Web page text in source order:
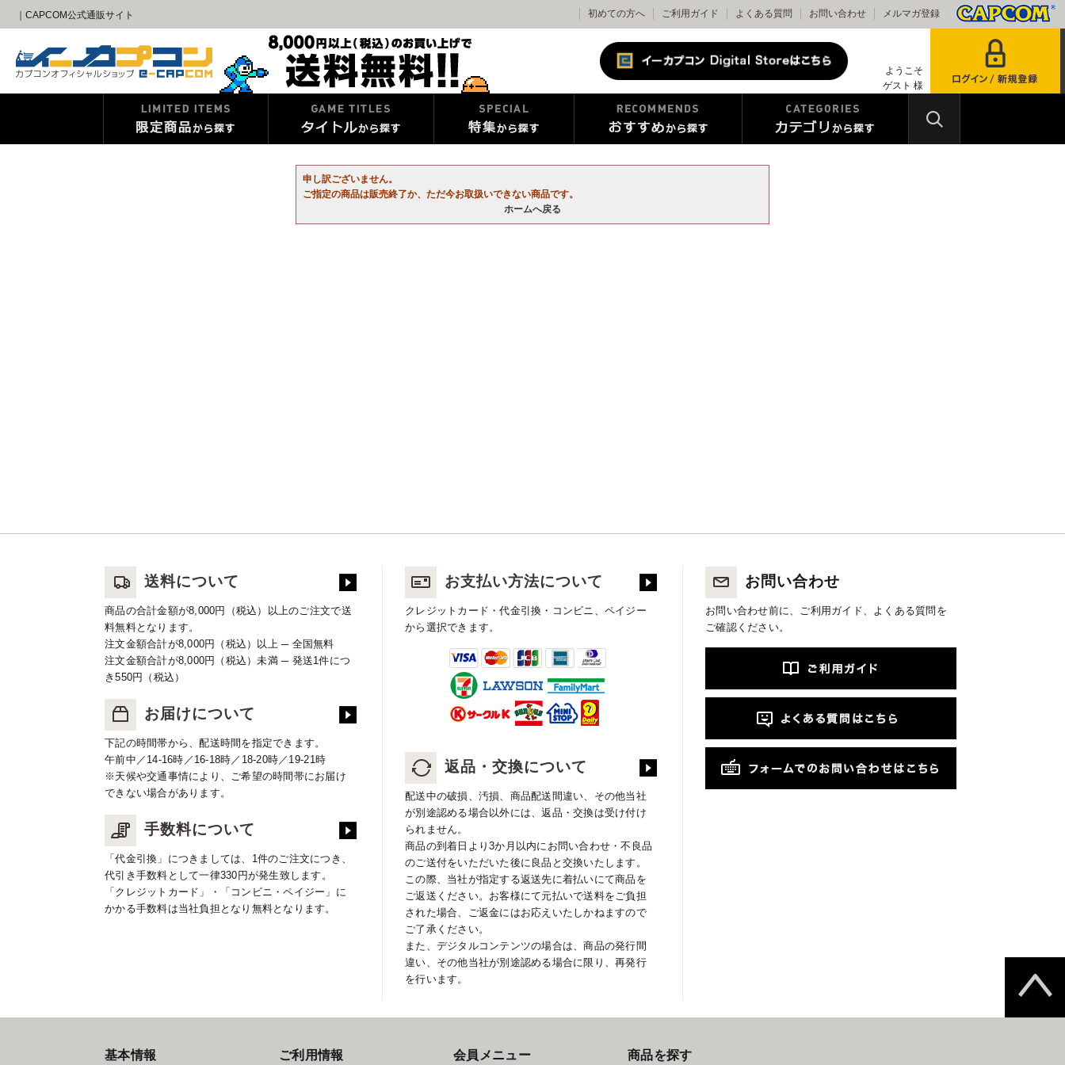
｜CAPCOM公式通販サイト 初めての方へ ご利用ガイド よくある質問 お問い合わせ メルマガ登録
ようこそ
ゲスト 様
申し訳ございません。
ご指定の商品は販売終了か、ただ今お取扱いできない商品です。
ホームへ戻る
送料について
商品の合計金額が8,000円（税込）以上のご注文で送
料無料となります。
注文金額合計が8,000円（税込）以上 ─ 全国無料
注文金額合計が8,000円（税込）未満 ─ 発送1件につ
き550円（税込）
お届けについて
下記の時間帯から、配送時間を指定できます。
午前中／14-16時／16-18時／18-20時／19-21時
※天候や交通事情により、ご希望の時間帯にお届け
できない場合があります。
手数料について
「代金引換」につきましては、1件のご注文につき、
代引き手数料として一律330円が発生致します。
「クレジットカード」・「コンビニ・ペイジー」に
かかる手数料は当社負担となり無料となります。
お支払い方法について
クレジットカード・代金引換・コンビニ、ペイジー
から選択できます。
返品・交換について
配送中の破損、汚損、商品配送間違い、その他当社
が別途認める場合以外には、返品・交換は受け付け
られません。
商品の到着日より3か月以内にお問い合わせ・不良品
のご送付をいただいた後に良品と交換いたします。
この際、当社が指定する返送先に着払いにて商品を
ご返送ください。お客様にて元払いで送料をご負担
された場合、ご返金にはお応えいたしかねますので
ご了承ください。
また、デジタルコンテンツの場合は、商品の発行間
違い、その他当社が別途認める場合に限り、再発行
を行います。
お問い合わせ
お問い合わせ前に、ご利用ガイド、よくある質問を
ご確認ください。
基本情報 ご利用情報 会員メニュー 商品を探す